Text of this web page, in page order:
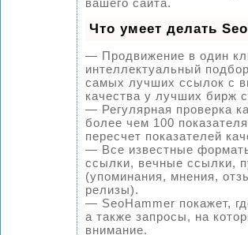
вашего сайта.
Что умеет делать
— Продвижение в один
интеллектуальный
самых лучших ссылок с
качества у лучших бирж
— Регулярная проверка
более чем 100
пересчет показателей
— Все известные
ссылки, вечные ссылки,
(упоминания, мнения,
релизы).
— SeoHammer покажет,
а также запросы, на
внимание.